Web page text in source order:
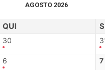
AGOSTO 2026
QUI
30
6 7